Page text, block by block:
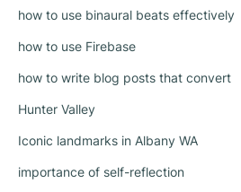
how to use binaural beats effectively
how to use Firebase
how to write blog posts that convert
Hunter Valley
Iconic landmarks in Albany WA
importance of self-reflection